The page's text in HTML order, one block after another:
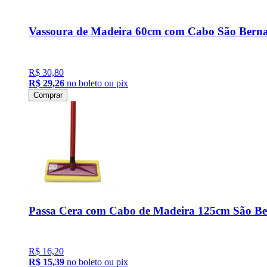
Vassoura de Madeira 60cm com Cabo São
R$ 30,80
R$ 29,26 no boleto ou pix
Comprar
Passa Cera com Cabo de Madeira 125cm São
R$ 16,20
R$ 15,39 no boleto ou pix